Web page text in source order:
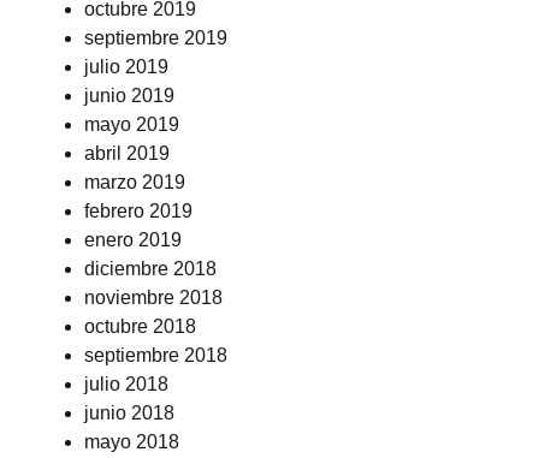
octubre 2019
septiembre 2019
julio 2019
junio 2019
mayo 2019
abril 2019
marzo 2019
febrero 2019
enero 2019
diciembre 2018
noviembre 2018
octubre 2018
septiembre 2018
julio 2018
junio 2018
mayo 2018